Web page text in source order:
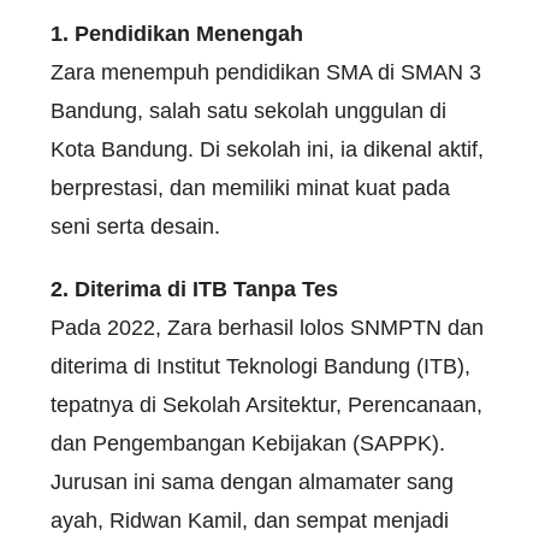
1. Pendidikan Menengah
Zara menempuh pendidikan SMA di SMAN 3
Bandung, salah satu sekolah unggulan di
Kota Bandung. Di sekolah ini, ia dikenal aktif,
berprestasi, dan memiliki minat kuat pada
seni serta desain.
2. Diterima di ITB Tanpa Tes
Pada 2022, Zara berhasil lolos SNMPTN dan
diterima di Institut Teknologi Bandung (ITB),
tepatnya di Sekolah Arsitektur, Perencanaan,
dan Pengembangan Kebijakan (SAPPK).
Jurusan ini sama dengan almamater sang
ayah, Ridwan Kamil, dan sempat menjadi